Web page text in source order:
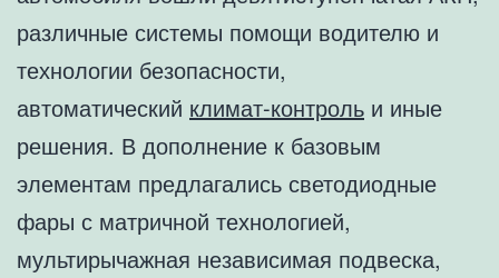
различные системы помощи водителю и
технологии безопасности,
автоматический климат-контроль и иные
решения. В дополнение к базовым
элементам предлагались светодиодные
фары с матричной технологией,
мультирычажная независимая подвеска,